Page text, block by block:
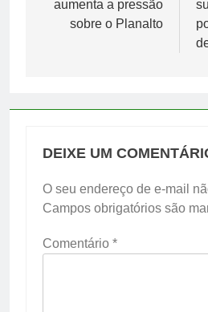
aumenta a pressão
sobre o Planalto
DEIXE UM
O seu endereço de e-mail
Campos obrigatórios são
Comentário *